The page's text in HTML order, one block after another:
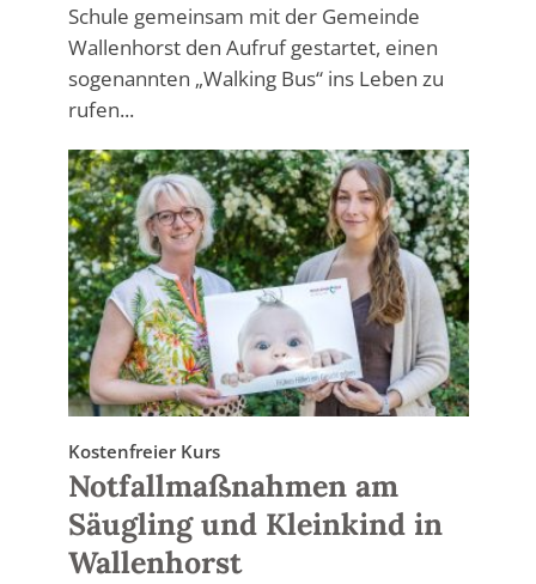
Schule gemeinsam mit der Gemeinde
Wallenhorst den Aufruf gestartet, einen
sogenannten „Walking Bus“ ins Leben zu
rufen...
Kostenfreier Kurs
Notfallmaßnahmen am
Säugling und Kleinkind in
Wallenhorst